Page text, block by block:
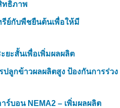
ทธิภาพ
ย์กับพืชยืนต้นเพื่อให้มี
ยะสั้นเพื่อเพิ่มผลผลิต
ปลูกข้าวผลผลิตสูง ป้องกันการร่วง
บอน NEMA2 – เพิ่มผลผลิต